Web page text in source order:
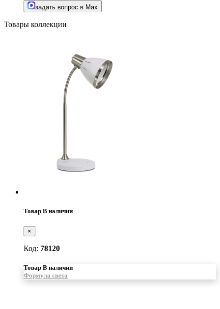
задать вопрос в Max
Товары коллекции
Товар В наличии
×
Код: 78120
Товар В наличии
Формула света